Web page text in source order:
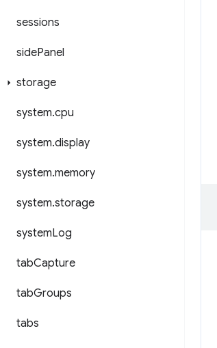
sessions
sidePanel
storage
system.cpu
system.display
system.memory
system.storage
systemLog
tabCapture
tabGroups
tabs